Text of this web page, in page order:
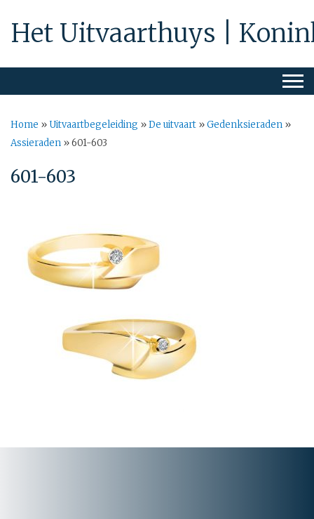
Het Uitvaarthuys |
Home »Uitvaartbegeleiding »De uitvaart »Gedenksieraden »
Assieraden »601-603
601-603